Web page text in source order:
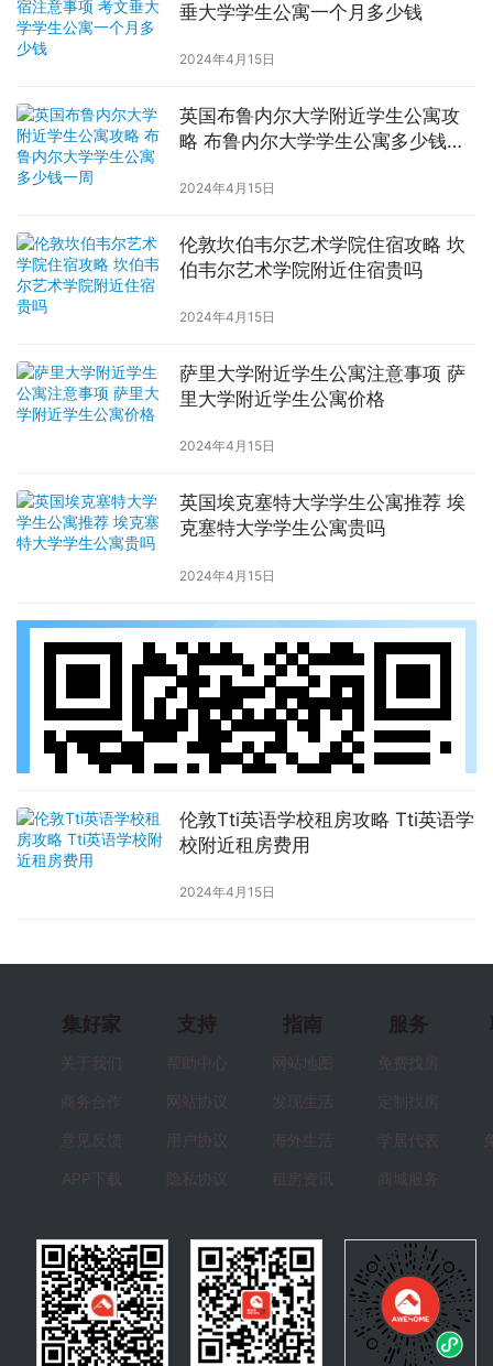
垂大学学生公寓一个月多少钱
2024年4月15日
英国布鲁内尔大学附近学生公寓攻
略 布鲁内尔大学学生公寓多少钱一
2024年4月15日
伦敦坎伯韦尔艺术学院住宿攻略 坎
伯韦尔艺术学院附近住宿贵吗
2024年4月15日
萨里大学附近学生公寓注意事项 萨
里大学附近学生公寓价格
2024年4月15日
英国埃克塞特大学学生公寓推荐 埃
克塞特大学学生公寓贵吗
2024年4月15日
伦敦Tti英语学校租房攻略 Tti英语学
校附近租房费用
2024年4月15日
集好家
关于我们
商务合作
意见反馈
APP下载
支持
帮助中心
网站协议
用户协议
隐私协议
指南
网站地图
发现生活
海外生活
租房资讯
服务
免费找房
定制找房
学居代表
商城服务